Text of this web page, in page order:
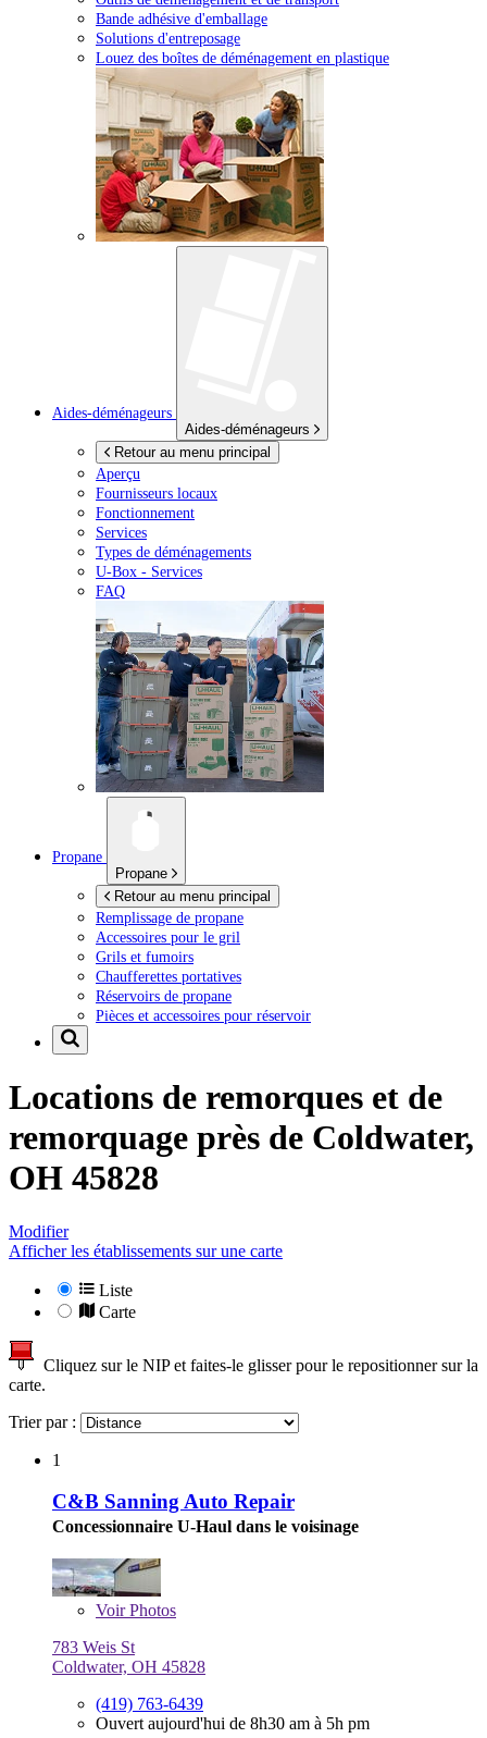
Bande adhésive d'emballage
Solutions d'entreposage
Louez des boîtes de déménagement en plastique
Aides-déménageurs
Aides-déménageurs
Retour au menu principal
Aperçu
Fournisseurs locaux
Fonctionnement
Services
Types de déménagements
U-Box - Services
FAQ
Propane
Propane
Retour au menu principal
Remplissage de propane
Accessoires pour le gril
Grils et fumoirs
Chaufferettes portatives
Réservoirs de propane
Pièces et accessoires pour réservoir
Locations de remorques et de
remorquage près de Coldwater,
OH 45828
Modifier
Afficher les établissements sur une carte
Liste
Carte
Cliquez sur le NIP et faites-le glisser pour le repositionner sur la
carte.
Trier par :
1
C&B Sanning Auto Repair
Concessionnaire U-Haul dans le voisinage
VoirPhotos
783 Weis St
Coldwater, OH 45828
(419) 763-6439
Ouvert aujourd'hui de 8h30 am à 5h pm